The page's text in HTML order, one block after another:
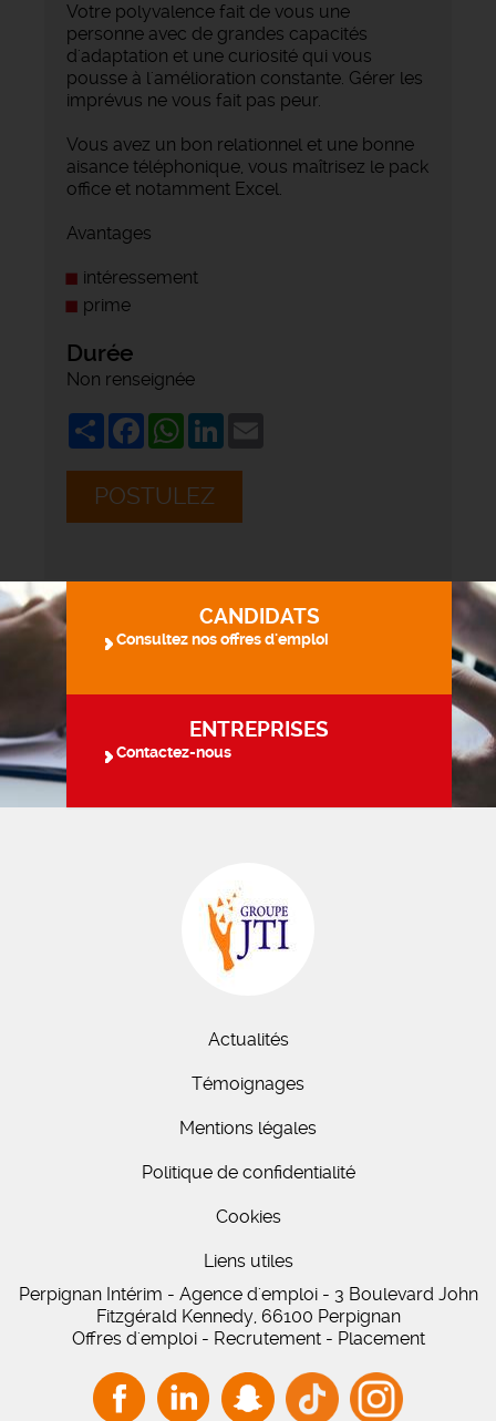
Votre polyvalence fait de vous une
personne avec de grandes capacités
d'adaptation et une curiosité qui vous
pousse à l'amélioration constante. Gérer les
imprévus ne vous fait pas peur.
Vous avez un bon relationnel et une bonne
aisance téléphonique, vous maîtrisez le pack
office et notamment Excel.
Avantages
intéressement
prime
Durée
Non renseignée
ShareFacebookWhatsApp
LinkedIn
POSTULEZ
CANDIDATS
Consultez nos offres d'emploi
ENTREPRISES
Contactez-nous
Actualités
Témoignages
Mentions légales
Politique de confidentialité
Cookies
Liens utiles
Perpignan Intérim - Agence d'emploi - 3 Boulevard John
Fitzgérald Kennedy, 66100 Perpignan
Offres d'emploi - Recrutement - Placement